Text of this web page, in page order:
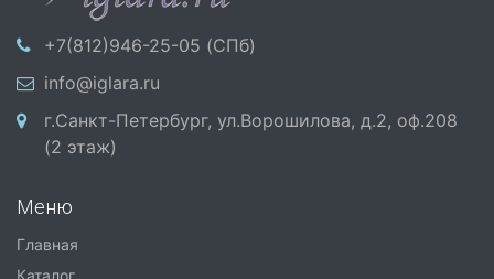
+7(812)946-25-05 (СПб)
info@iglara.ru
г.Санкт-Петербург, ул.Ворошилова, д.2, оф.208
(2 этаж)
Меню
Главная
Каталог